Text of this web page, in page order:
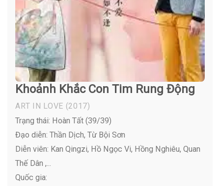
Khoảnh Khắc Con Tim Rung Động
ART IN LOVE (2017)
Trạng thái: Hoàn Tất (39/39)
Đạo diễn: Thần Dịch, Từ Bội Sơn
Diễn viên: Kan Qingzi, Hồ Ngọc Vi, Hồng Nghiêu, Quan
Thế Dân ,...
Quốc gia: